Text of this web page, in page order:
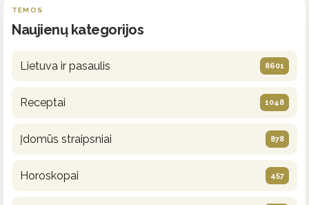
TEMOS
Naujienų kategorijos
Lietuva ir pasaulis 8601
Receptai 1048
Įdomūs straipsniai 878
Horoskopai 457